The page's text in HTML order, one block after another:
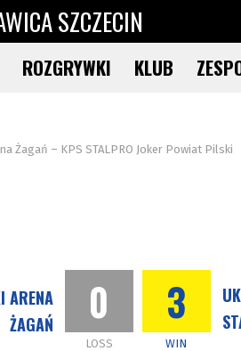
SZCZECIN
ROZGRYWKI KLUB
Żagań – KPS STALPRO Joker Powiat Pilski
ARENA
ŻAGAŃ
0
LOSS
3
WIN